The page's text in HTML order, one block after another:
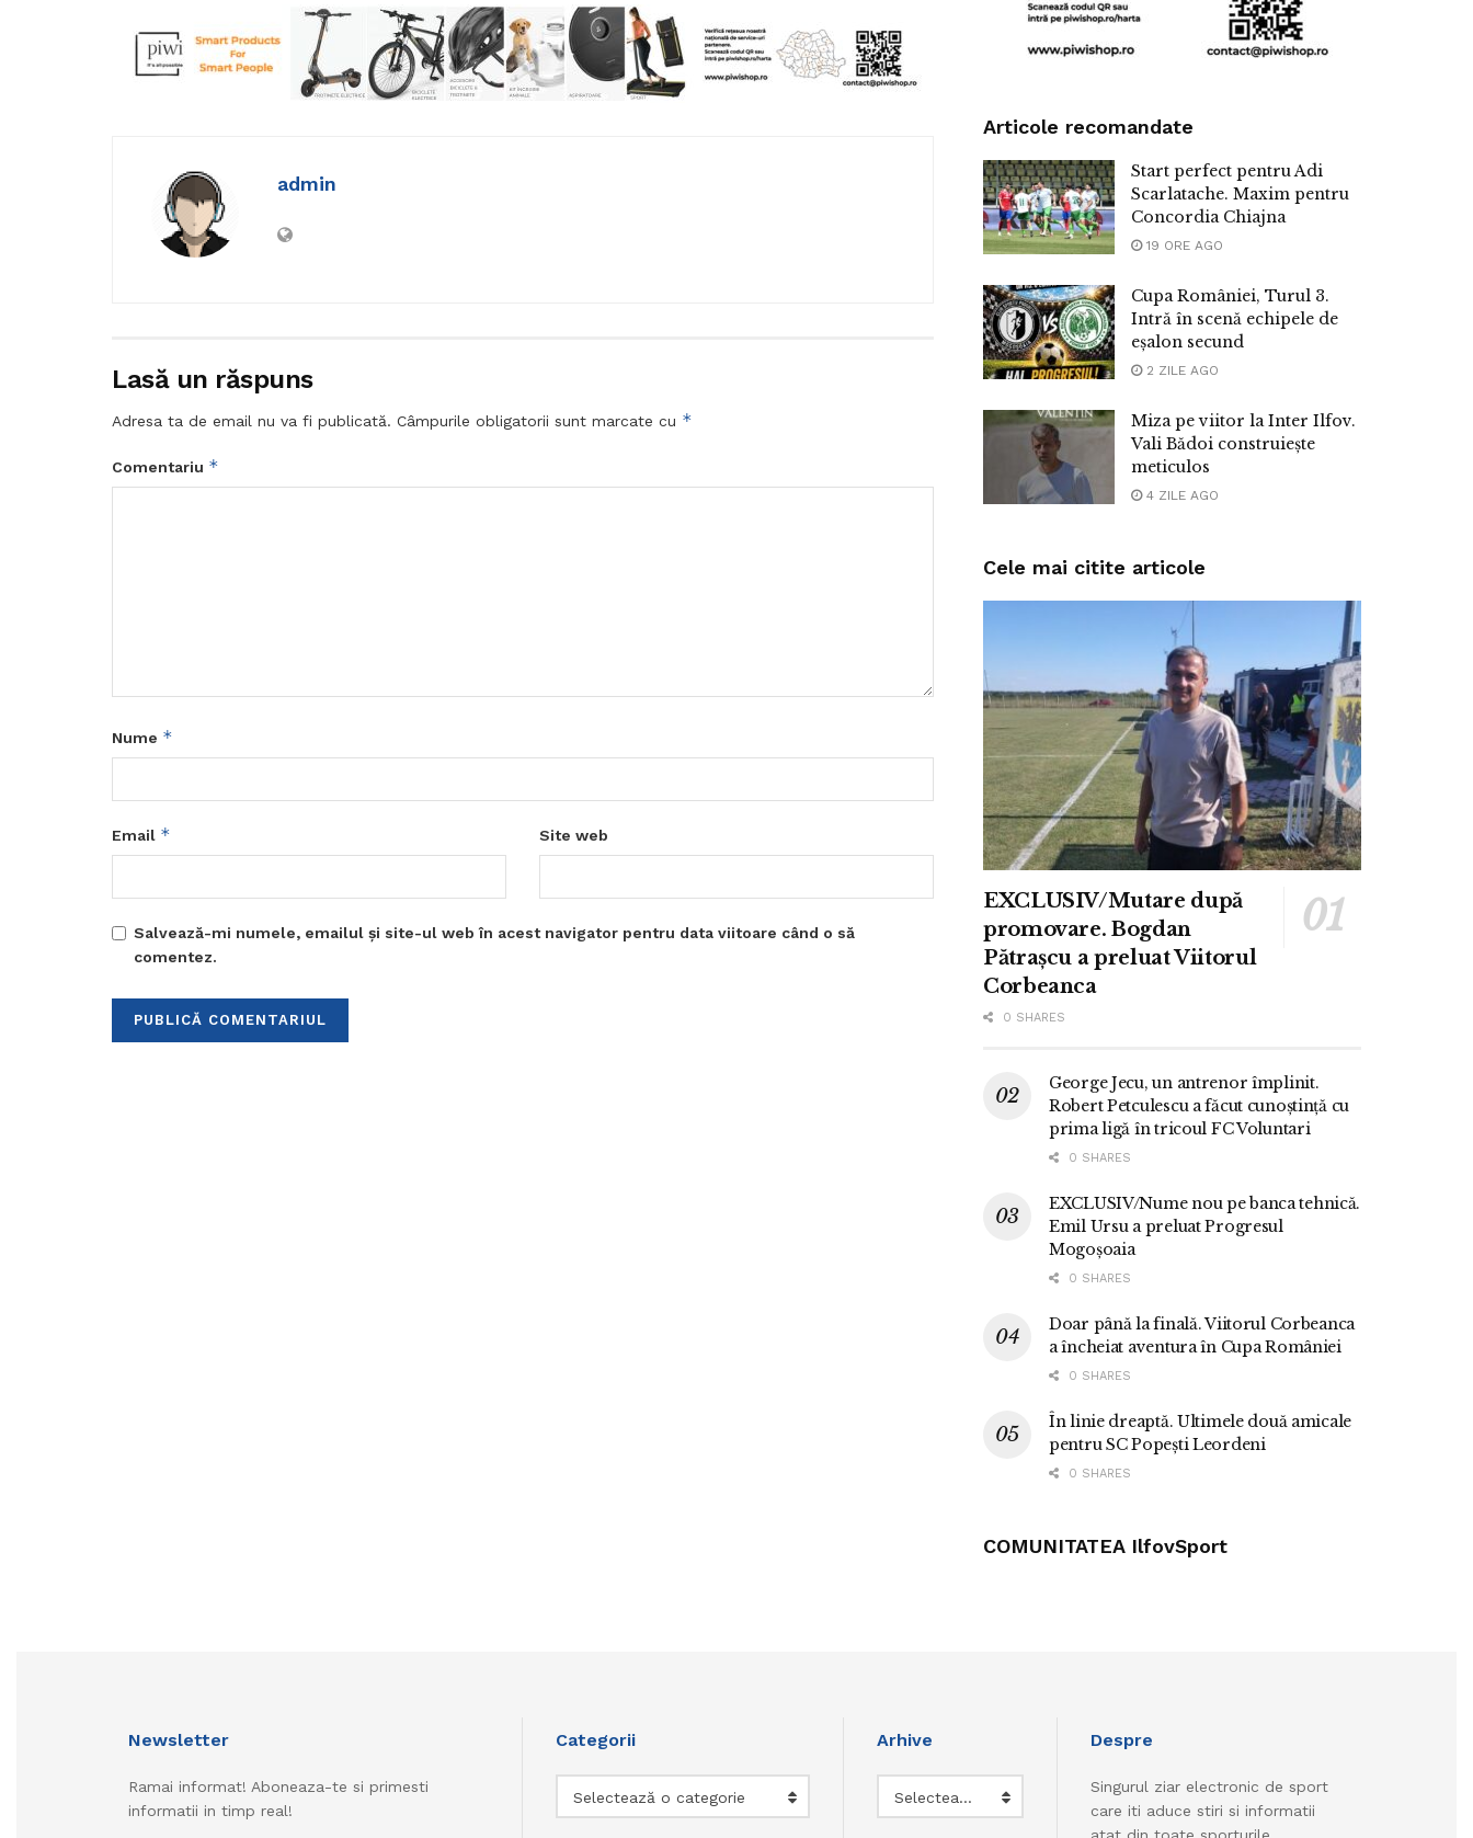
admin
Lasă un răspuns
Adresa ta de email nu va fi publicată. Câmpurile obligatorii sunt marcate cu *
Comentariu *
Nume *
Email * Site web
Salvează-mi numele, emailul și site-ul web în acest navigator pentru data viitoare când o să
comentez.
Articole recomandate
Start perfect pentru Adi
Scarlatache. Maxim pentru
Concordia Chiajna
19 ORE AGO
Cupa României, Turul 3.
Intră în scenă echipele de
eșalon secund
2 ZILE AGO
Miza pe viitor la Inter Ilfov.
Vali Bădoi construiește
meticulos
4 ZILE AGO
Cele mai citite articole
EXCLUSIV/Mutare după
promovare. Bogdan
Pătrașcu a preluat Viitorul
Corbeanca
0 SHARES
George Jecu, un antrenor împlinit.
Robert Petculescu a făcut cunoștință cu
prima ligă în tricoul FC Voluntari
0 SHARES
EXCLUSIV/Nume nou pe banca tehnică.
Emil Ursu a preluat Progresul
Mogoșoaia
0 SHARES
Doar până la finală. Viitorul Corbeanca
a încheiat aventura în Cupa României
0 SHARES
În linie dreaptă. Ultimele două amicale
pentru SC Popești Leordeni
0 SHARES
COMUNITATEA IlfovSport
Newsletter
Ramai informat! Aboneaza-te si primesti
informatii in timp real!
Categorii
Selectează o categorie
Arhive
Selectează luna
Despre
Singurul ziar electronic de sport
care iti aduce stiri si informatii